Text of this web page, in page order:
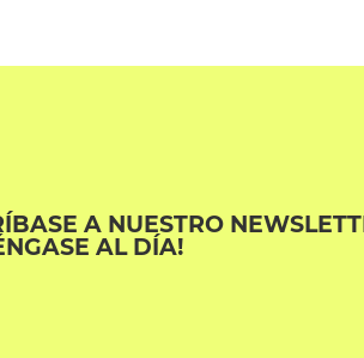
A NUESTRO
AL DÍA!